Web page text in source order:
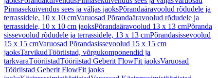
Pinnasekuivendus sees ja väljas jaoksPõrandaäravoolud rõdudele ja
terrassidele, 10 x 10 cmVaruosad Põrandaäravoolud rõdudele ja
terrassidele, 10 x 10 cm jaoksPõrandaäravoolud 13 x 13 cmPõranda
sissevoolud rõdudele ja terrassidele, 13 x 13 cmPõrandasissevoolud
15 x 15 cmVaruosad Põrandasissevoolud 15 x 15 cm
jaoksTarvikudTööriistad, võrgukomponendid ja
tarkvaraTööriistadTööriistad Geberit FlowFit jaoksVaruosad
Tööriistad Geberit FlowFit jaoks